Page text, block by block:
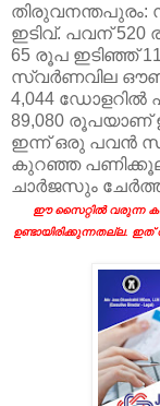
ഇടിവ്. പവന് 520
65 രൂപ ഇടിഞ്ഞ്
സ്വർണവില
4,044 ഡോളറിൽ
89,080
ഇന്ന് ഒരു പവൻ
കുറഞ്ഞ പണിക്കൂലി
ചാർജസും
ഈ സൈറ്റിൽ വരുന്ന
ഉണ്ടായിരിക്കുന്നതല്ല.